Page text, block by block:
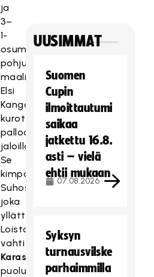
ja
3–
1-
osuman
pohjusti
maalivahti
Elsi
Kangasharju
kurottamalla
palloon
jaloillaan.
Se
kimposi
Suhoselle,
joka
yllätti
Loisto-
vahti
Viktorie
Karasovanlaukauksella
puolustajan
UUSIMMAT
Suomen
Cupin
ilmoittautumi
saikaa
jatkettu 16.8.
asti – vielä
ehtii mukaan
07.08.2026
Syksyn
turnausvilske
parhaimmilla